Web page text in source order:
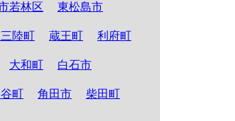
若林区 東松島市
陸町 蔵王町 利府町
大和町 白石市
町 角田市 柴田町